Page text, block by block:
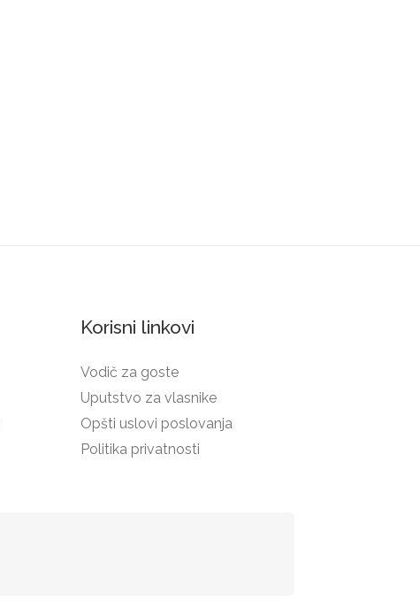
Korisni linkovi
Vodič za goste
Uputstvo za vlasnike
Opšti uslovi poslovanja
Politika privatnosti